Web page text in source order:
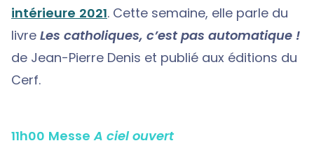
intérieure 2021. Cette semaine, elle parle du
livre Les catholiques, c’est pas automatique !
de Jean-Pierre Denis et publié aux éditions du
Cerf.
11h00 MesseA ciel ouvert